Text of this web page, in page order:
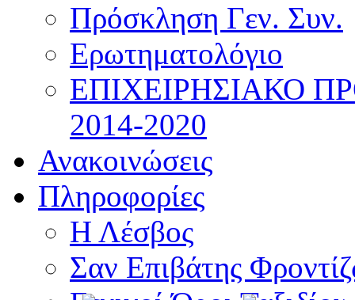
Πρόσκληση Γεν. Συν.
Ερωτηματολόγιο
ΕΠΙΧΕΙΡΗΣΙΑΚΟ
2014-2020
Ανακοινώσεις
Πληροφορίες
Η Λέσβος
Σαν Επιβάτης